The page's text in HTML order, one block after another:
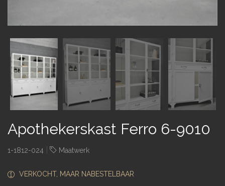
Apothekerskast Ferro 6-9010
1-1812-024 Maatwerk
VERKOCHT, MAAR NABESTELBAAR